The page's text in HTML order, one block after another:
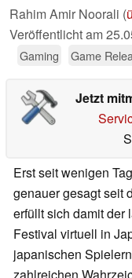
Rahim Amir Noorali (
Veröffentlicht am
Gaming Game
Jetzt
Erst seit wenigen
genauer gesagt seit
erfüllt sich damit der
Festival virtuell in
japanischen